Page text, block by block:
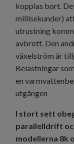
kopplas bort.
millisekunder)
utrustning
avbrott. Den
växelström är
Belastningar
en
utgången
I stort sett
parallelldrift
modellerna 8k